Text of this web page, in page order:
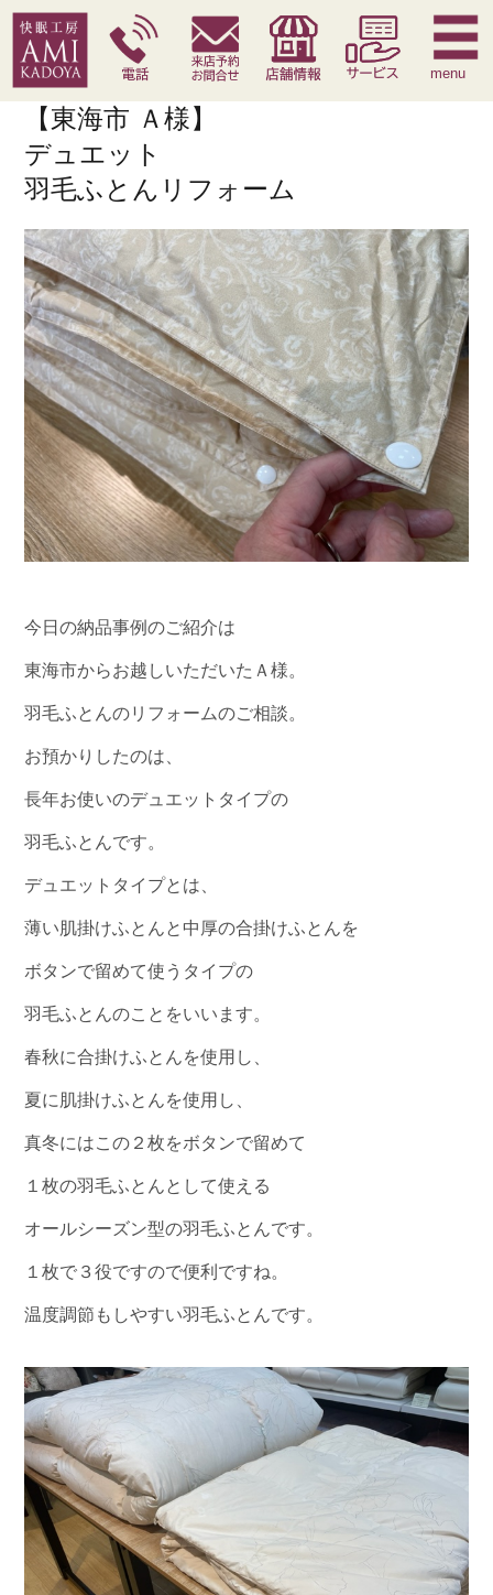
快眠枕 腰痛対策寝具 季節寝具 サービス
menu
【東海市 Ａ様】
デュエット
羽毛ふとんリフォーム
今日の納品事例のご紹介は
東海市からお越しいただいたＡ様。
羽毛ふとんのリフォームのご相談。
お預かりしたのは、
長年お使いのデュエットタイプの
羽毛ふとんです。
デュエットタイプとは、
薄い肌掛けふとんと中厚の合掛けふとんを
ボタンで留めて使うタイプの
羽毛ふとんのことをいいます。
春秋に合掛けふとんを使用し、
夏に肌掛けふとんを使用し、
真冬にはこの２枚をボタンで留めて
１枚の羽毛ふとんとして使える
オールシーズン型の羽毛ふとんです。
１枚で３役ですので便利ですね。
温度調節もしやすい羽毛ふとんです。